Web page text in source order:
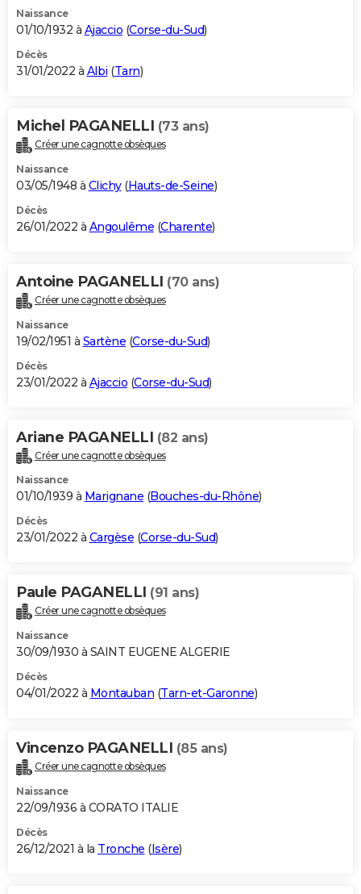
Naissance
01/10/1932 à Ajaccio (Corse-du-Sud)
Décès
31/01/2022 à Albi (Tarn)
Michel PAGANELLI (73 ans)
Créer une cagnotte obsèques
Naissance
03/05/1948 à Clichy(Hauts-de-Seine)
Décès
26/01/2022 à Angoulême (Charente)
Antoine PAGANELLI (70 ans)
Créer une cagnotte obsèques
Naissance
19/02/1951 à Sartène (Corse-du-Sud)
Décès
23/01/2022 à Ajaccio (Corse-du-Sud)
Ariane PAGANELLI (82 ans)
Créer une cagnotte obsèques
Naissance
01/10/1939 à Marignane (Bouches-du-Rhône)
Décès
23/01/2022 à Cargèse (Corse-du-Sud)
Paule PAGANELLI (91 ans)
Créer une cagnotte obsèques
Naissance
30/09/1930 à SAINT EUGENE ALGERIE
Décès
04/01/2022 à Montauban (Tarn-et-Garonne)
Vincenzo PAGANELLI (85 ans)
Créer une cagnotte obsèques
Naissance
22/09/1936 à CORATO ITALIE
Décès
26/12/2021 à la Tronche (Isère)